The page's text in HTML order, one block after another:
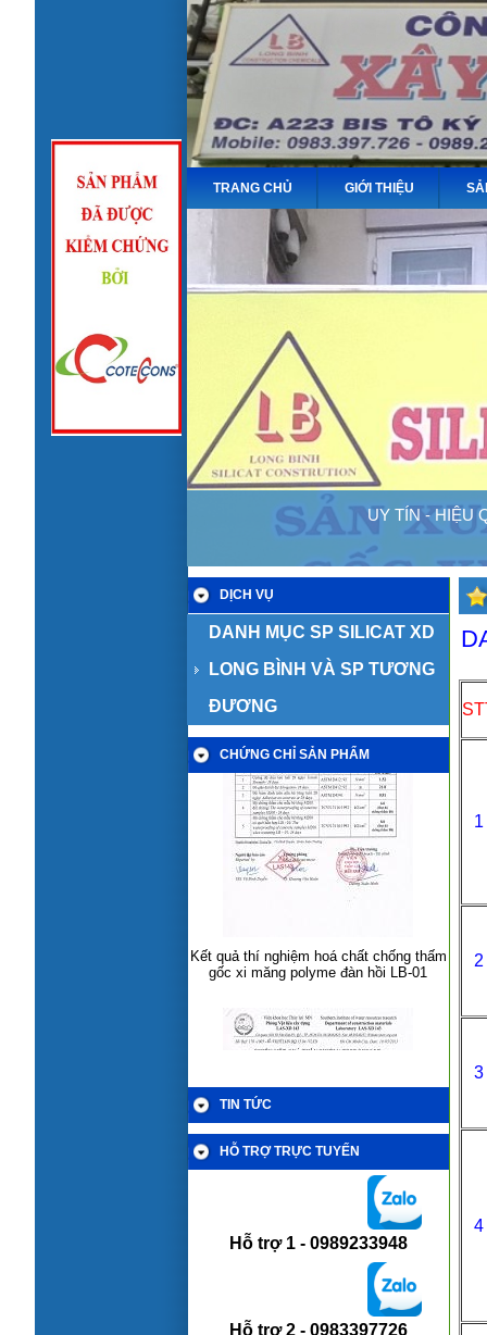
TRANG CHỦ GIỚI THIỆU
UY TÍN - HIỆU
DỊCH VỤ
DANH MỤC SP SILICAT XD
LONG BÌNH VÀ SP TƯƠNG
ĐƯƠNG
CHỨNG CHỈ SẢN PHẨM
gốc xi măng polyme đàn hồi LB-01
Kết quả thí nghiệm hoá chất chống thấm
gốc xi măng polyme đàn hồi cao LB-
TIN TỨC
HỖ TRỢ TRỰC TUYẾN
Hỗ trợ 1 - 0989233948
Hỗ trợ 2 - 0983397726
1
2
3
4